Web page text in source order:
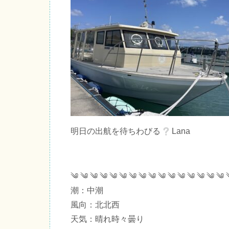
明日の出航を待ちわびる Lana
༄ ༄ ༄ ༄ ༄ ༄ ༄ ༄ ༄ ༄ ༄ ༄ ༄ ༄ ༄ ༄
潮：中潮
風向：北北西
天気：晴れ時々曇り